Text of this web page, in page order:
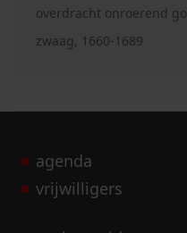
overdracht onroerend
zwaag, 1660-1689
agenda
vrijwilligers